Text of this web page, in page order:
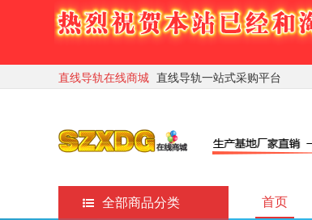
直线导轨在线商城 直线导轨一站式采购平台
全部商品分类 首页